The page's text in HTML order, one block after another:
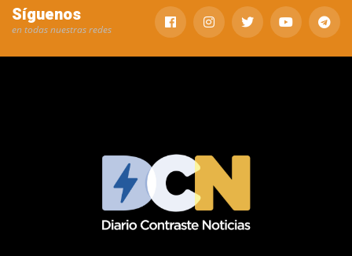
Síguenos
en todas nuestras redes